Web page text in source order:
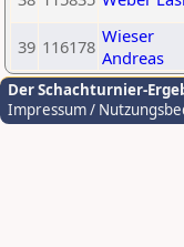
39 116178 Wieser
Andreas
Der Schachturnier-
Impressum /